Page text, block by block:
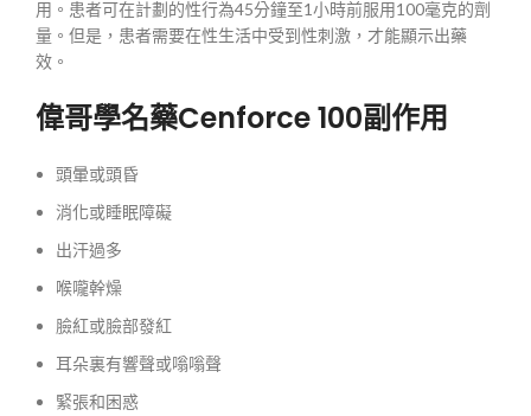
用。患者可在計劃的性行為45分鐘至1小時前服用100毫克的劑
量。但是，患者需要在性生活中受到性刺激，才能顯示出藥
效。
偉哥學名藥Cenforce 100副作用
頭暈或頭昏
消化或睡眠障礙
出汗過多
喉嚨幹燥
臉紅或臉部發紅
耳朵裏有響聲或嗡嗡聲
緊張和困惑